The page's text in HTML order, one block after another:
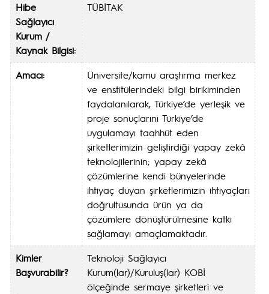
Hibe
Sağlayıcı
Kurum /
Kaynak Bilgisi:
TÜBİTAK
Amacı:
Üniversite/kamu araştırma merkez
ve enstitülerindeki bilgi birikiminden
faydalanılarak, Türkiye’de yerleşik ve
proje sonuçlarını Türkiye’de
uygulamayı taahhüt eden
şirketlerimizin geliştirdiği yapay zekâ
teknolojilerinin; yapay zekâ
çözümlerine kendi bünyelerinde
ihtiyaç duyan şirketlerimizin ihtiyaçları
doğrultusunda ürün ya da
çözümlere dönüştürülmesine katkı
sağlamayı amaçlamaktadır.
Kimler
Başvurabilir?
Teknoloji Sağlayıcı
Kurum(lar)/Kuruluş(lar) KOBİ
ölçeğinde sermaye şirketleri ve